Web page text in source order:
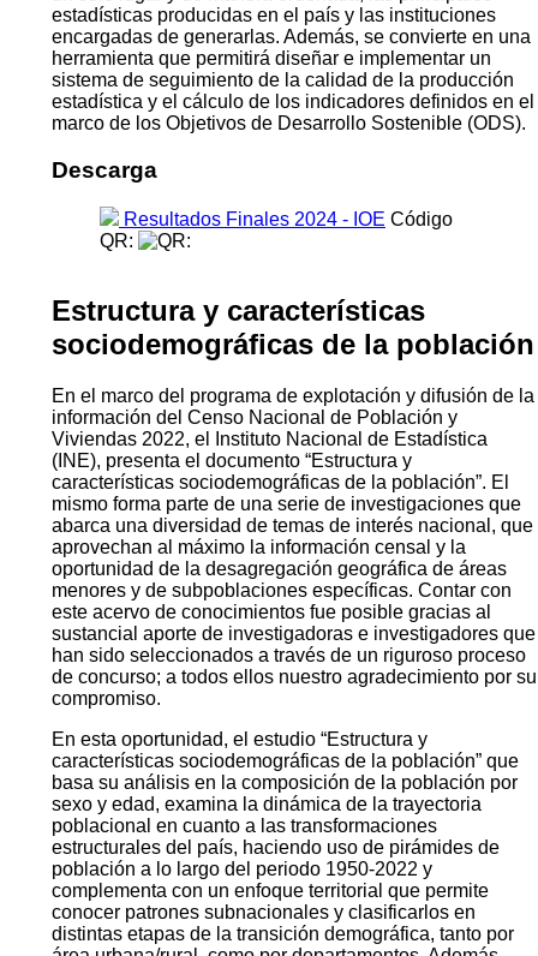
estadísticas producidas en el país y las instituciones
encargadas de generarlas. Además, se convierte en una
herramienta que permitirá diseñar e implementar un
sistema de seguimiento de la calidad de la producción
estadística y el cálculo de los indicadores definidos en el
marco de los Objetivos de Desarrollo Sostenible (ODS).
Descarga
Resultados Finales 2024 - IOE Código
QR:
Estructura y características
sociodemográficas de la población
En el marco del programa de explotación y difusión de la
información del Censo Nacional de Población y
Viviendas 2022, el Instituto Nacional de Estadística
(INE), presenta el documento “Estructura y
características sociodemográficas de la población”. El
mismo forma parte de una serie de investigaciones que
abarca una diversidad de temas de interés nacional, que
aprovechan al máximo la información censal y la
oportunidad de la desagregación geográfica de áreas
menores y de subpoblaciones específicas. Contar con
este acervo de conocimientos fue posible gracias al
sustancial aporte de investigadoras e investigadores que
han sido seleccionados a través de un riguroso proceso
de concurso; a todos ellos nuestro agradecimiento por su
compromiso.
En esta oportunidad, el estudio “Estructura y
características sociodemográficas de la población” que
basa su análisis en la composición de la población por
sexo y edad, examina la dinámica de la trayectoria
poblacional en cuanto a las transformaciones
estructurales del país, haciendo uso de pirámides de
población a lo largo del periodo 1950-2022 y
complementa con un enfoque territorial que permite
conocer patrones subnacionales y clasificarlos en
distintas etapas de la transición demográfica, tanto por